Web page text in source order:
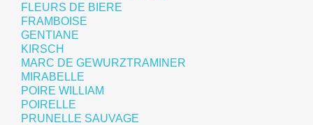
FLEURS DE BIERE
FRAMBOISE
GENTIANE
KIRSCH
MARC DE GEWURZTRAMINER
MIRABELLE
POIRE WILLIAM
POIRELLE
PRUNELLE SAUVAGE